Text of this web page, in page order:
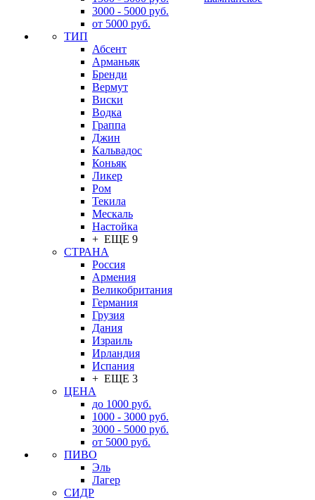
3000 - 5000 руб.
от 5000 руб.
ТИП
Абсент
Арманьяк
Бренди
Вермут
Виски
Водка
Граппа
Джин
Кальвадос
Коньяк
Ликер
Ром
Текила
Мескаль
Настойка
+ ЕЩЕ 9
СТРАНА
Россия
Армения
Великобритания
Германия
Грузия
Дания
Израиль
Ирландия
Испания
+ ЕЩЕ 3
ЦЕНА
до 1000 руб.
1000 - 3000 руб.
3000 - 5000 руб.
от 5000 руб.
ПИВО
Эль
Лагер
СИДР